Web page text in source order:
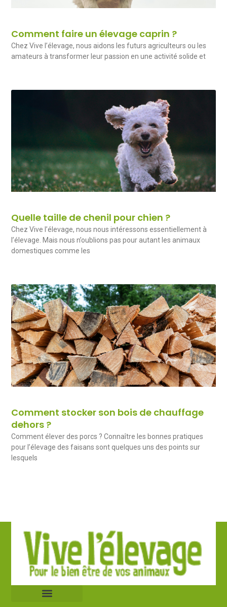
Comment faire un élevage caprin ?
Chez Vive l’élevage, nous aidons les futurs agriculteurs ou les
amateurs à transformer leur passion en une activité solide et
Quelle taille de chenil pour chien ?
Chez Vive l’élevage, nous nous intéressons essentiellement à
l’élevage. Mais nous n’oublions pas pour autant les animaux
domestiques comme les
Comment stocker son bois de chauffage
dehors ?
Comment élever des porcs ? Connaître les bonnes pratiques
pour l’élevage des faisans sont quelques uns des points sur
lesquels